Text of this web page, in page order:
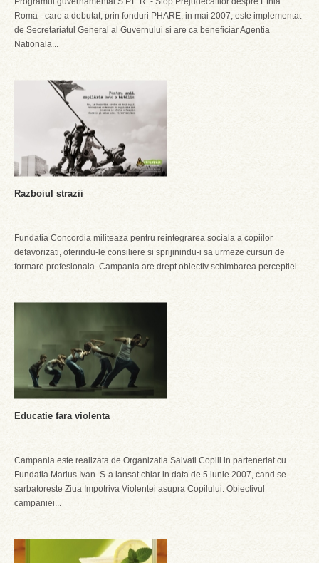
Roma - care a debutat, prin fonduri PHARE, in mai 2007, este implementat
de Secretariatul General al Guvernului si are ca beneficiar Agentia
Nationala...
Razboiul strazii
Fundatia Concordia militeaza pentru reintegrarea sociala a copiilor
defavorizati, oferindu-le consiliere si sprijinindu-i sa urmeze cursuri de
formare profesionala. Campania are drept obiectiv schimbarea perceptiei...
Educatie fara violenta
Campania este realizata de Organizatia Salvati Copiii in parteneriat cu
Fundatia Marius Ivan. S-a lansat chiar in data de 5 iunie 2007, cand se
sarbatoreste Ziua Impotriva Violentei asupra Copilului. Obiectivul
campaniei...